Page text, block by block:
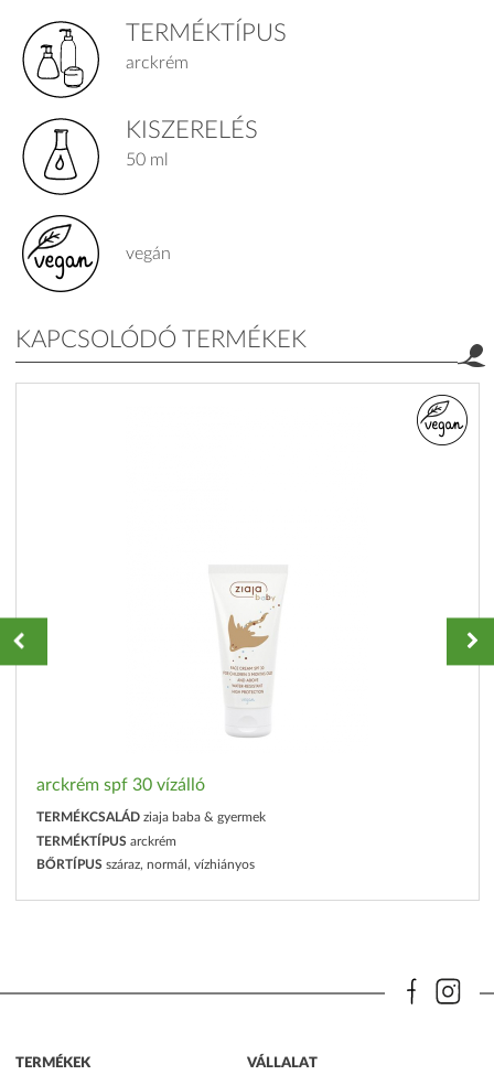
TERMÉKTÍPUS
arckrém
KISZERELÉS
50 ml
vegán
KAPCSOLÓDÓ TERMÉKEK
arckrém spf 30 vízálló
TERMÉKCSALÁD ziaja baba & gyermek
TERMÉKTÍPUS arckrém
BŐRTÍPUS száraz, normál, vízhiányos
TERMÉKEK VÁLLALAT